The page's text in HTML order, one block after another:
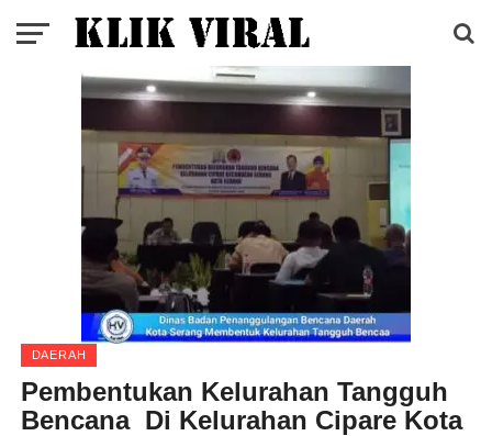
DAERAH
Pembentukan Kelurahan Tangguh
Bencana Di Kelurahan Cipare Kota